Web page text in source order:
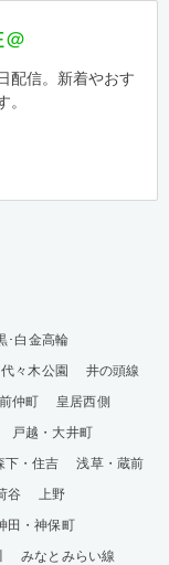
配信。新着やおす
。
･白金高輪
代々木公園
井の頭線
仲町
皇居西側
戸越・大井町
下・住吉
浅草・蔵前
谷
上野
田・神保町
みなとみらい線